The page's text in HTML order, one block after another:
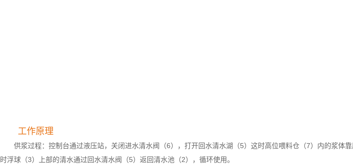
工作原理
供浆过程：控制台通过液压站，关闭进水清水阀（6），打开回水清水湖（5）这时高位喂料仓（7）内的浆体
时浮球（3）上部的清水通过回水清水阀（5）返回清水池（2），循环使用。